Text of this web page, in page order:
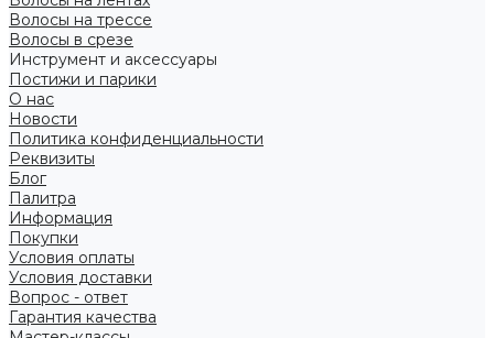
Волосы на трессе
Волосы в срезе
Инструмент и аксессуары
Постижи и парики
О нас
Новости
Политика конфиденциальности
Реквизиты
Блог
Палитра
Информация
Покупки
Условия оплаты
Условия доставки
Вопрос - ответ
Гарантия качества